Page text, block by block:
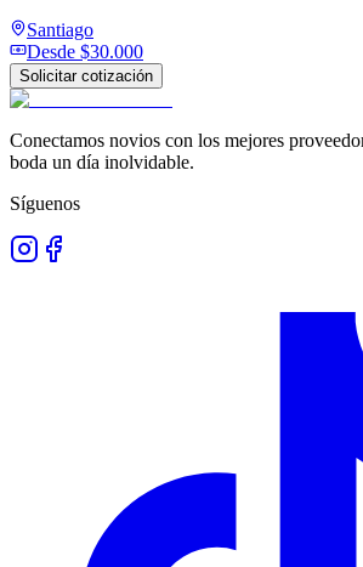
Santiago
Desde $30.000
Solicitar cotización
Conectamos novios con los mejores
boda un día inolvidable.
Síguenos